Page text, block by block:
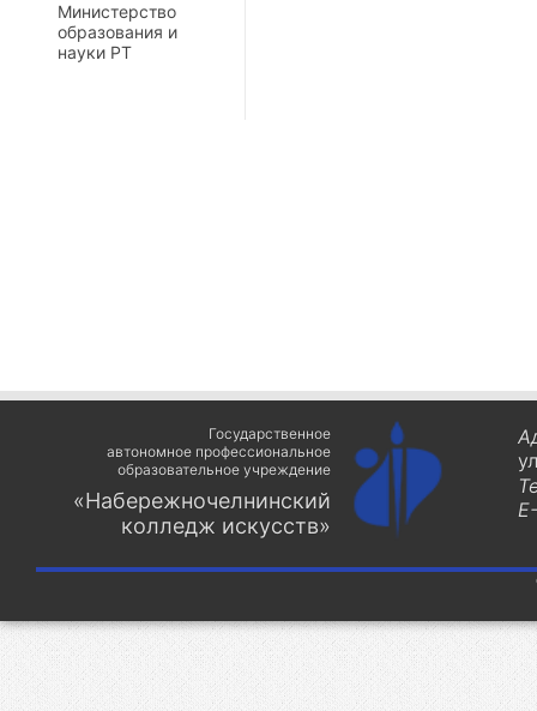
Министерство
образования и
науки РТ
Государственное
автономное профессиональное
образовательное учреждение
«Набережночелнинский
колледж искусств»